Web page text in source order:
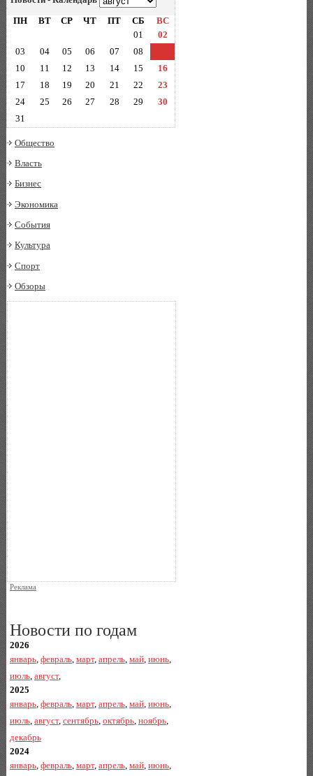
ПН
ВТ СР ЧТ ПТ СБ
ВС
01
02
03
04 05 06 07 08
10
11 12 13 14 15
16
17
18 19 20 21 22
23
24
25 26 27 28 29
30
31
Общество
Власть
Бизнес
Экономика
События
Культура
Спорт
Обзоры
Реклама
Новости по годам
2026
январь, февраль, март, апрель, май, июнь,
июль, август,
2025
январь, февраль, март, апрель, май, июнь,
июль, август, сентябрь, октябрь, ноябрь,
декабрь
2024
январь, февраль, март, апрель, май, июнь,